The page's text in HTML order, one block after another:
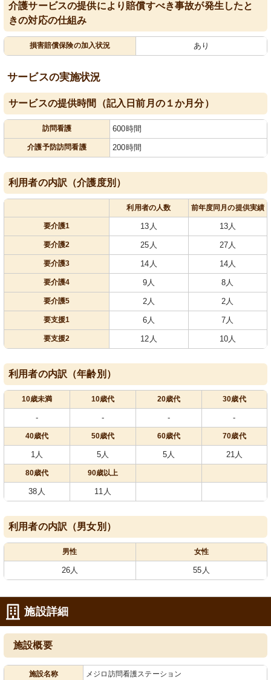
介護サービスの提供により賠償すべき事故が発生したと
きの対応の仕組み
損害賠償保険の加入状況 あり
サービスの実施状況
サービスの提供時間（記入日前月の１か月分）
訪問看護 600時間
介護予防訪問看護 200時間
利用者の内訳（介護度別）
利用者の人数 前年度同月の提供実績
要介護1 13人 13人
要介護2 25人 27人
要介護3 14人 14人
要介護4 9人 8人
要介護5 2人 2人
要支援1 6人 7人
要支援2 12人 10人
利用者の内訳（年齢別）
10歳未満 10歳代 20歳代 30歳代
- - - -
40歳代 50歳代 60歳代 70歳代
1人 5人 5人 21人
80歳代 90歳以上
38人 11人
利用者の内訳（男女別）
男性 女性
26人 55人
施設詳細
施設概要
施設名称 メジロ訪問看護ステーション